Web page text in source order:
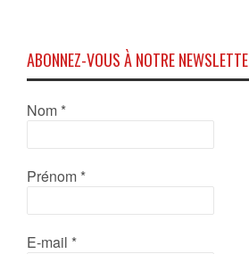
ABONNEZ-VOUS À NOTRE
Nom *
Prénom *
E-mail *